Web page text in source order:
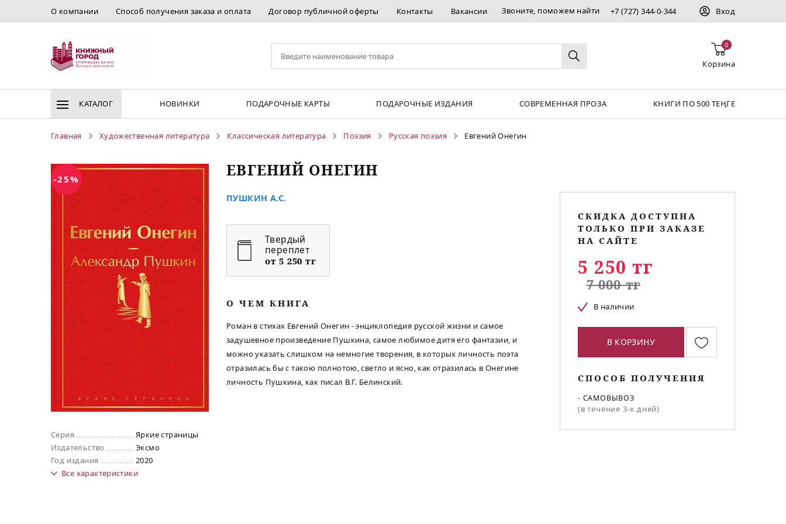
О компании Способ получения заказа и оплата Договор публичной оферты Контакты Вакансии Звоните, поможем найти +7 (727) 344-0-344 Вход
0
Корзина
КАТАЛОГ НОВИНКИ ПОДАРОЧНЫЕ КАРТЫ ПОДАРОЧНЫЕ ИЗДАНИЯ СОВРЕМЕННАЯ ПРОЗА КНИГИ ПО 500 ТЕҢГЕ
Главная Художественная литература Классическая литература Поэзия Русская поэзия Евгений Онегин
-25%
Серия
Яркие страницы
Издательство
Эксмо
Год издания
2020
Все характеристики
ЕВГЕНИЙ ОНЕГИН
ПУШКИН А.С.
Твердый
переплет
от 5 250 тг
O ЧЕМ КНИГА
Роман в стихах Евгений Онегин - энциклопедия русской жизни и самое
задушевное произведение Пушкина, самое любимое дитя его фантазии, и
можно указать слишком на немногие творения, в которых личность поэта
отразилась бы с такою полнотою, светло и ясно, как отразилась в Онегине
личность Пушкина, как писал В.Г. Белинский.
СКИДКА ДОСТУПНА
ТОЛЬКО ПРИ ЗАКАЗЕ
НА САЙТЕ
5 250 тг
7 000 тг
В наличии
В КОРЗИНУ
СПОСОБ ПОЛУЧЕНИЯ
- САМОВЫВОЗ
(в течение 3-х дней)